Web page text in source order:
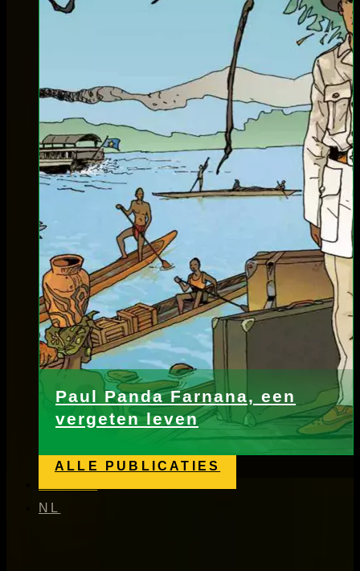
Paul Panda Farnana, een
vergeten leven
ALLE PUBLICATIES
NL